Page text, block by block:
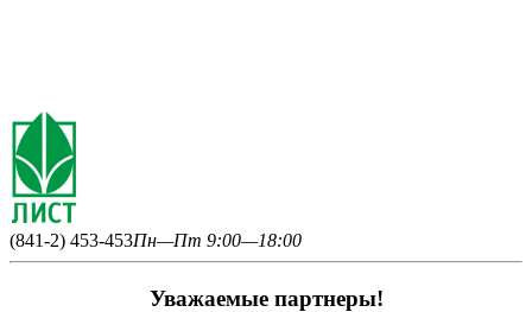
(841-2) 453-453Пн—Пт 9:00—18:00
Уважаемые партнеры!